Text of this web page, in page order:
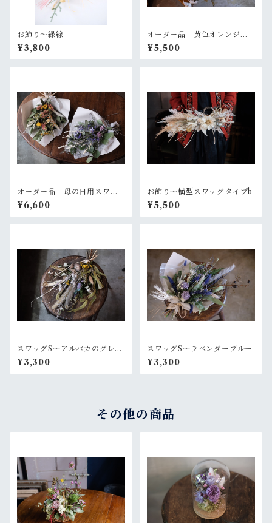
お飾り〜緑線
¥3,800
オーダー品 黄色オレンジの
大きめスワッグ
¥5,500
オーダー品 母の日用スワッ
グ2個セット
¥6,600
お飾り〜横型スワッグタイプb
¥5,500
スワッグS〜アルパカのグレー
なセーター
¥3,300
スワッグS〜ラベンダーブルー
¥3,300
その他の商品